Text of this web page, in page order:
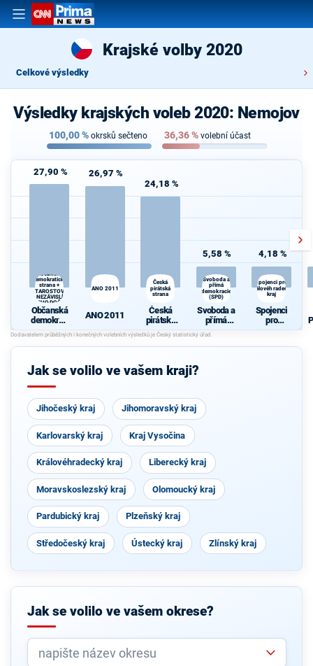
Krajské volby 2020
Celkové výsledky
Výsledky krajských voleb 2020: Nemojov
100,00% okrsků sečteno 36,36% volební účast
27,90 %
Občanská
demokratická
strana +
STAROSTOVÉ
A NEZÁVISLÍ a
VÝCHODOČEŠI
Občanská
demokrati
cká strana
+
STAROST
NEZÁVISL
VÝCHODO
ČEŠI
26,97 %
ANO 2011
ANO 2011
24,18 %
Česká
pirátská
strana
Česká
pirátská
strana
5,58 %
Svoboda a
přímá
demokracie
(SPD)
Svoboda a
přímá
demokraci
e (SPD)
4,18 %
Spojenci pro
Královéhradecký
kraj
Spojenci
pro
Královéhra
Jak se volilo ve vašem kraji?
Jihočeský kraj Jihomoravský kraj
Karlovarský kraj Kraj Vysočina
Královéhradecký kraj Liberecký kraj
Moravskoslezský kraj Olomoucký kraj
Pardubický kraj Plzeňský kraj
Středočeský kraj Ústecký kraj Zlínský kraj
Jak se volilo ve vašem okrese?